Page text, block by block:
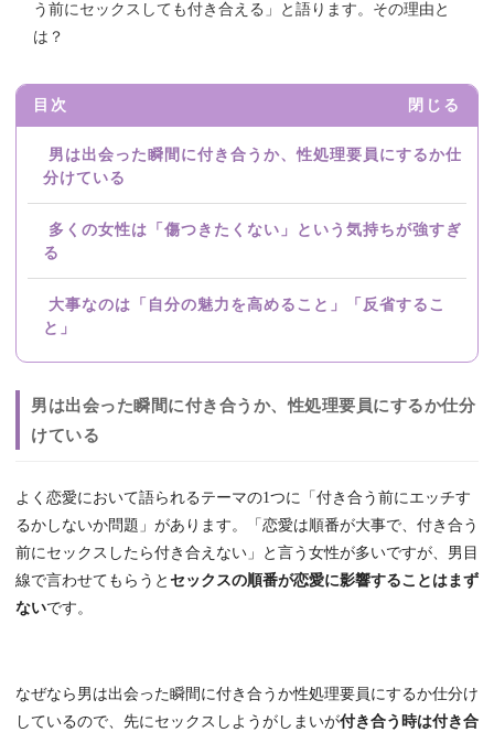
う前にセックスしても付き合える」と語ります。その理由と
は？
目次 閉じる
男は出会った瞬間に付き合うか、性処理要員にするか仕
分けている
多くの女性は「傷つきたくない」という気持ちが強すぎ
る
大事なのは「自分の魅力を高めること」「反省するこ
と」
男は出会った瞬間に付き合うか、性処理要員にするか仕分
けている
よく恋愛において語られるテーマの1つに「付き合う前にエッチす
るかしないか問題」があります。「恋愛は順番が大事で、付き合う
前にセックスしたら付き合えない」と言う女性が多いですが、男目
線で言わせてもらうと セックスの順番が恋愛に影響することはまず
ないです。
なぜなら男は出会った瞬間に付き合うか性処理要員にするか仕分け
しているので、先にセックスしようがしまいが付き合う時は付き合